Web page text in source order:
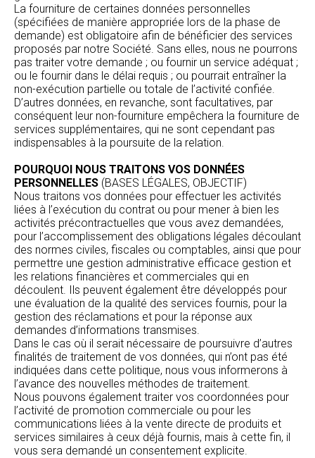
La fourniture de certaines données personnelles
(spécifiées de manière appropriée lors de la phase de
demande) est obligatoire afin de bénéficier des services
proposés par notre Société. Sans elles, nous ne pourrons
pas traiter votre demande ; ou fournir un service adéquat ;
ou le fournir dans le délai requis ; ou pourrait entraîner la
non-exécution partielle ou totale de l’activité confiée.
D’autres données, en revanche, sont facultatives, par
conséquent leur non-fourniture empêchera la fourniture de
services supplémentaires, qui ne sont cependant pas
indispensables à la poursuite de la relation.
POURQUOI NOUS TRAITONS VOS DONNÉES
PERSONNELLES (BASES LÉGALES, OBJECTIF)
Nous traitons vos données pour effectuer les activités
liées à l’exécution du contrat ou pour mener à bien les
activités précontractuelles que vous avez demandées,
pour l’accomplissement des obligations légales découlant
des normes civiles, fiscales ou comptables, ainsi que pour
permettre une gestion administrative efficace gestion et
les relations financières et commerciales qui en
découlent. Ils peuvent également être développés pour
une évaluation de la qualité des services fournis, pour la
gestion des réclamations et pour la réponse aux
demandes d’informations transmises.
Dans le cas où il serait nécessaire de poursuivre d’autres
finalités de traitement de vos données, qui n’ont pas été
indiquées dans cette politique, nous vous informerons à
l’avance des nouvelles méthodes de traitement.
Nous pouvons également traiter vos coordonnées pour
l’activité de promotion commerciale ou pour les
communications liées à la vente directe de produits et
services similaires à ceux déjà fournis, mais à cette fin, il
vous sera demandé un consentement explicite.